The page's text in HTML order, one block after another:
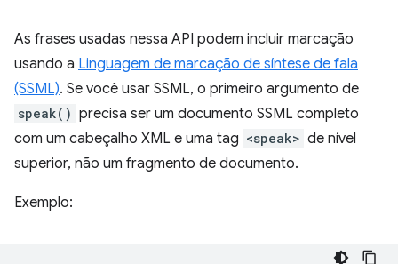
As frases usadas nessa API podem incluir marcação
usando a Linguagem de marcação de síntese de fala
(SSML). Se você usar SSML, o primeiro argumento de
speak() precisa ser um documento SSML completo
com um cabeçalho XML e uma tag <speak> de nível
superior, não um fragmento de documento.
Exemplo: